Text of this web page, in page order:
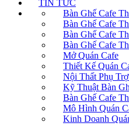
TIN TỨC
Bàn Ghế Cafe
Bàn Ghế Cafe
Bàn Ghế Cafe
Bàn Ghế Cafe
Mở Quán Cafe
Thiết Kế Quán
Nội Thất Phụ
Kỹ Thuật Bàn
Bàn Ghế Cafe
Mô Hình Quán
Kinh Doanh